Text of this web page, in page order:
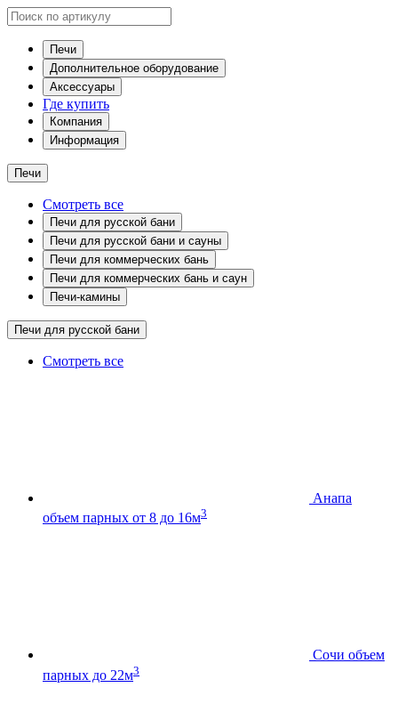
Печи
Дополнительное оборудование
Аксессуары
Где купить
Компания
Информация
Печи
Смотреть все
Печи для русской бани
Печи для русской бани и сауны
Печи для коммерческих бань
Печи для коммерческих бань и саун
Печи-камины
Печи для русской бани
Смотреть все
Анапа
объем парных от 8 до 16м3
Сочи объем
парных до 22м3